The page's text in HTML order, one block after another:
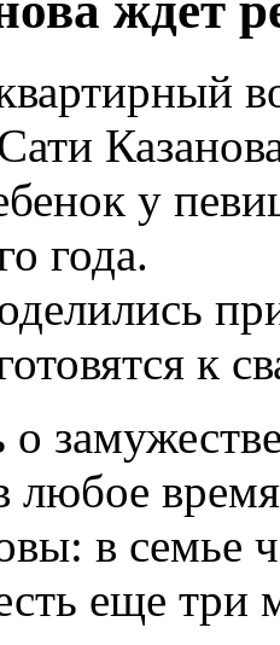
у
года.
к
о
любое
в семье
еще три